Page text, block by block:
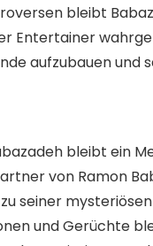
bleibt
Entertainer
aufzubauen und
bleibt ein
von Ramon
seiner
und Gerüchte